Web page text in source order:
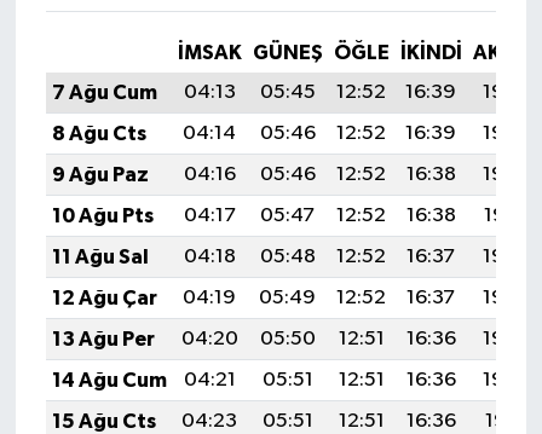
İMSAK GÜNEŞ ÖĞLE İKINDI
7 Ağu Cum
04:13 05:45 12:52 16:39
19:50
8 Ağu Cts
04:14 05:46 12:52 16:39
19:49
9 Ağu Paz
04:16 05:46 12:52 16:38
19:48
10 Ağu Pts
04:17 05:47 12:52 16:38
19:47
11 Ağu Sal
04:18 05:48 12:52 16:37
19:46
12 Ağu Çar
04:19 05:49 12:52 16:37
19:44
13 Ağu Per
04:20 05:50 12:51 16:36
19:43
14 Ağu Cum
04:21 05:51 12:51 16:36
19:42
15 Ağu Cts
04:23 05:51 12:51 16:36
19:41